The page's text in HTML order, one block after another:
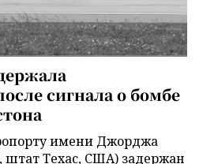
сигнала о бомбе
имени Джорджа
штат Техас, США) задержан